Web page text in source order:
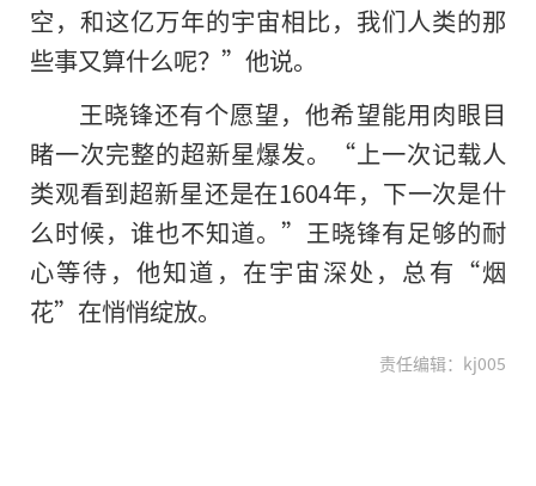
空，和这亿万年的宇宙相比，我们人类的那
些事又算什么呢？”他说。
王晓锋还有个愿望，他希望能用肉眼目
睹一次完整的超新星爆发。“上一次记载人
类观看到超新星还是在1604年，下一次是什
么时候，谁也不知道。”王晓锋有足够的耐
心等待，他知道，在宇宙深处，总有“烟
花”在悄悄绽放。
责任编辑：kj005